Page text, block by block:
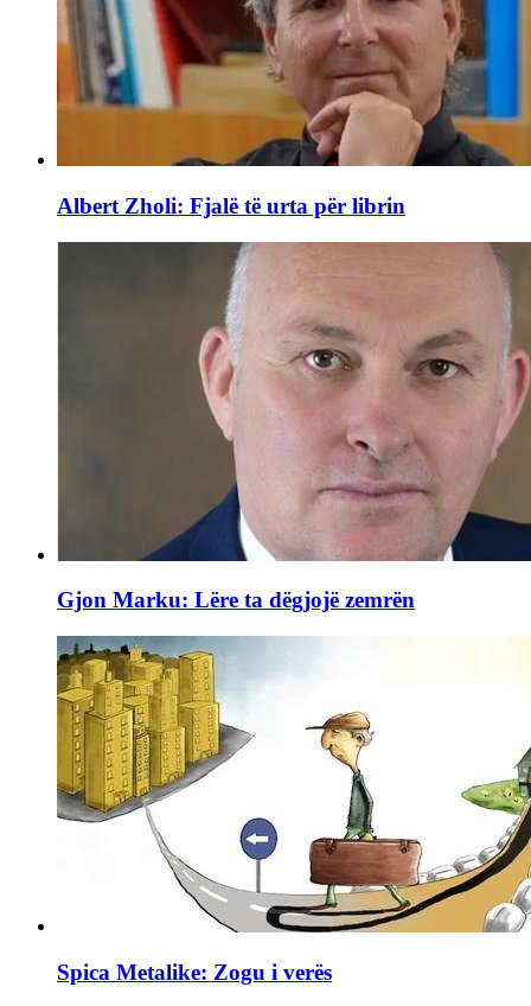
Albert Zholi: Fjalë të urta për librin
Gjon Marku: Lëre ta dëgjojë zemrën
Spica Metalike: Zogu i verës